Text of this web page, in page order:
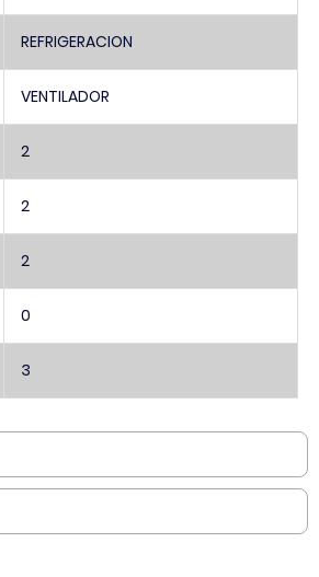
REFRIGERACION
VENTILADOR
2
2
2
0
3